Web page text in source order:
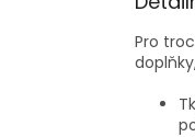
Pro